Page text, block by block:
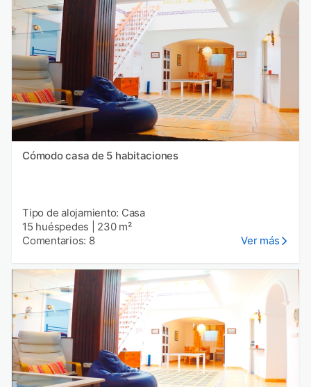
Cómodo casa de 5 habitaciones
Tipo de alojamiento: Casa
15 huéspedes
230 m²
Comentarios: 8
Ver más